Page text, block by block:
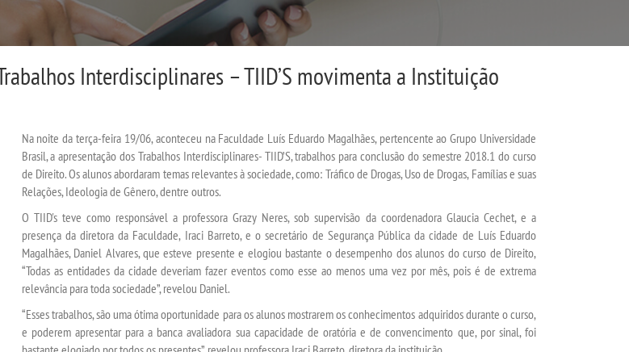
Interdisciplinares – TIID’S movimenta a Instituição
Na noite da terça-feira 19/06, aconteceu na Faculdade Luís Eduardo Magalhães, pertencente ao Grupo Universidade
Brasil, a apresentação dos Trabalhos Interdisciplinares- TIID’S, trabalhos para conclusão do semestre 2018.1 do curso
de Direito. Os alunos abordaram temas relevantes à sociedade, como: Tráfico de Drogas, Uso de Drogas, Famílias e suas
Relações, Ideologia de Gênero, dentre outros.
O TIID's teve como responsável a professora Grazy Neres, sob supervisão da coordenadora Glaucia Cechet, e a
presença da diretora da Faculdade, Iraci Barreto, e o secretário de Segurança Pública da cidade de Luís Eduardo
Magalhães, Daniel Alvares, que esteve presente e elogiou bastante o desempenho dos alunos do curso de Direito,
“Todas as entidades da cidade deveriam fazer eventos como esse ao menos uma vez por mês, pois é de extrema
relevância para toda sociedade”, revelou Daniel.
“Esses trabalhos, são uma ótima oportunidade para os alunos mostrarem os conhecimentos adquiridos durante o curso,
e poderem apresentar para a banca avaliadora sua capacidade de oratória e de convencimento que, por sinal, foi